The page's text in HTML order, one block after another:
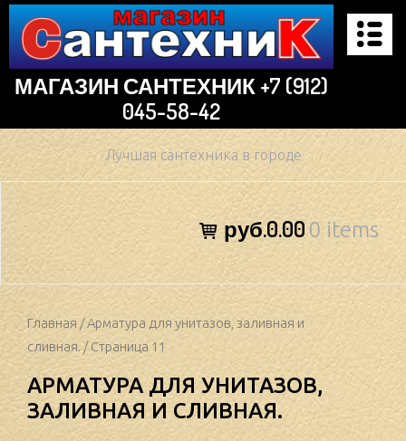
content
МАГАЗИН САНТЕХНИК +7 (912)
045-58-42
Лучшая сантехника в городе
руб.0.00 0 items
Главная /Арматура для унитазов, заливная и
сливная./ Страница 11
АРМАТУРА ДЛЯ УНИТАЗОВ,
ЗАЛИВНАЯ И СЛИВНАЯ.